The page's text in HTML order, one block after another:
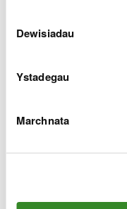
Dewisiadau
Ystadegau
Marchnata